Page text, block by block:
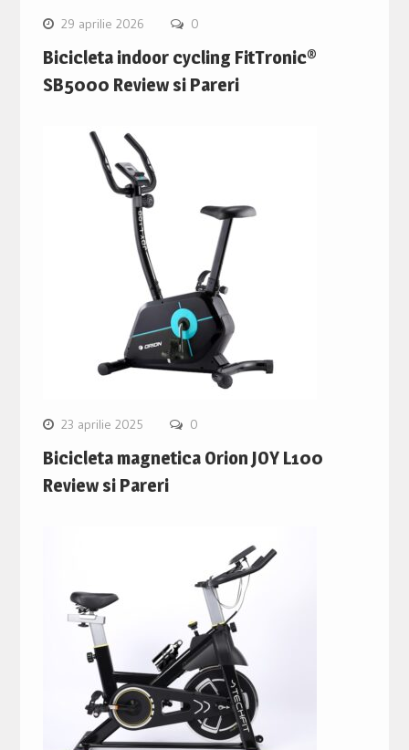
29 aprilie 2026 0
Bicicleta indoor cycling FitTronic®
SB5000 Review si Pareri
23 aprilie 2025 0
Bicicleta magnetica Orion JOY L100
Review si Pareri